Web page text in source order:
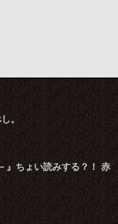
。
』ちょい読みする？！ 赤